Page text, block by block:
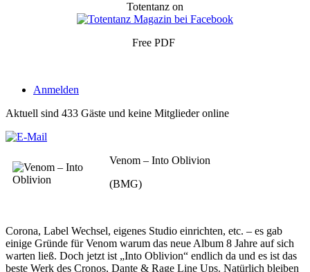
Totentanz on
Free PDF
Anmelden
Aktuell sind 433 Gäste und keine Mitglieder online
Venom – Into Oblivion
(BMG)
Corona, Label Wechsel, eigenes Studio einrichten, etc. – es gab
einige Gründe für Venom warum das neue Album 8 Jahre auf sich
warten ließ. Doch jetzt ist „Into Oblivion“ endlich da und es ist das
beste Werk des Cronos, Dante & Rage Line Ups. Natürlich bleiben